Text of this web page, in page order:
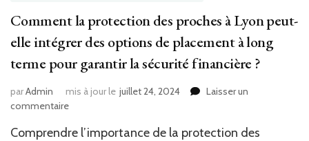
Comment la protection des proches à Lyon peut-
elle intégrer des options de placement à long
terme pour garantir la sécurité financière ?
parAdmin mis à jour le juillet 24, 2024
Laisser un
commentairesur
la
Comprendre l’importance de la protection des